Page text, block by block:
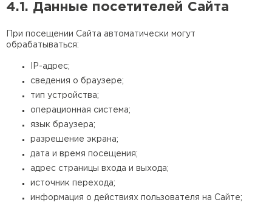
4.1. Данные посетителей Сайта
При посещении Сайта автоматически могут
обрабатываться:
IP-адрес;
сведения о браузере;
тип устройства;
операционная система;
язык браузера;
разрешение экрана;
дата и время посещения;
адрес страницы входа и выхода;
источник перехода;
информация о действиях пользователя на Сайте;
Утеплитель Isover
Утеплитель Penoplex
ПЕРЕЙТИ